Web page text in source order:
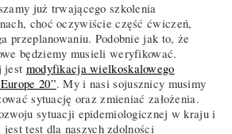
już trwającego szkolenia
choć oczywiście część ćwiczeń,
przeplanowaniu. Podobnie jak to, że
będziemy musieli weryfikować.
jest modyfikacja wielkoskalowego
20”. My i nasi sojusznicy musimy
sytuację oraz zmieniać założenia.
sytuacji epidemiologicznej w kraju i
test dla naszych zdolności